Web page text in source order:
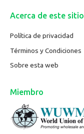
Acerca de este sitio
Política de privacidad
Términos y Condiciones
Sobre esta web
Miembro